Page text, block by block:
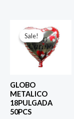
Sale!
Sale!
GLOBO
METALICO
18PULGADA
50PCS
precio
original
era:
$ 4.000.